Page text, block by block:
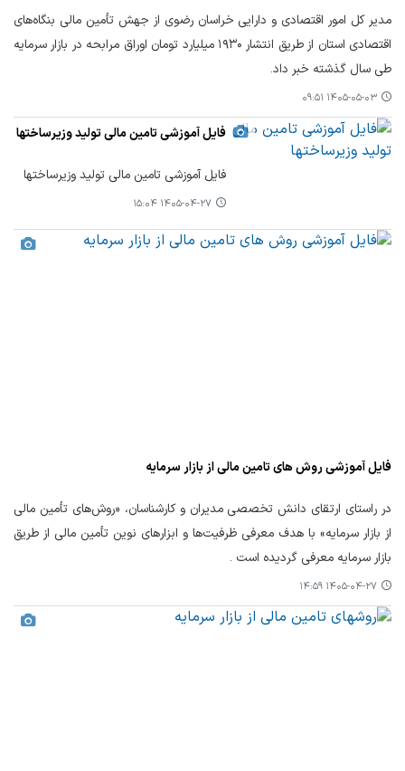
مدیر کل امور اقتصادی و دارایی خراسان رضوی از جهش تأمین مالی بنگاه‌های
اقتصادی استان از طریق انتشار ۱۹۳۰ میلیارد تومان اوراق مرابحه در بازار سرمایه
طی سال گذشته خبر داد.
۱۴۰۵-۰۵-۰۳ ۰۹:۵۱
فایل آموزشی تامین مالی تولید وزیرساختها
فایل آموزشی تامین مالی تولید وزیرساختها
۱۴۰۵-۰۴-۲۷ ۱۵:۰۴
فایل آموزشی روش های تامین مالی از بازار سرمایه
در راستای ارتقای دانش تخصصی مدیران و کارشناسان، «روش‌های تأمین مالی
از بازار سرمایه» با هدف معرفی ظرفیت‌ها و ابزارهای نوین تأمین مالی از طریق
بازار سرمایه معرفی گردیده است .
۱۴۰۵-۰۴-۲۷ ۱۴:۵۹